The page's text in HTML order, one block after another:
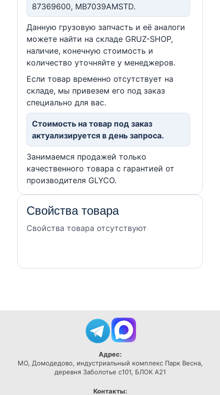
87369600, MB7039AMSTD.
Данную грузовую запчасть и её аналоги
можете найти на складе GRUZ-SHOP,
наличие, конечную стоимость и
количество уточняйте у менеджеров.
Если товар временно отсутствует на
складе, мы привезем его под заказ
специально для вас.
Стоимость на товар под заказ
актуализируется в день запроса.
Занимаемся продажей только
качественного товара с гарантией от
производителя GLYCO.
Свойства товара
Свойства товара отсутствуют
Адрес:
МО, Домодедово, индустриальный комплекс Парк Весна,
деревня Заболотье с101, БЛОК А21
Контакты: